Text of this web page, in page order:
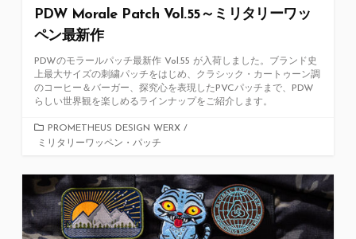
PDW Morale Patch Vol.55～ミリタリーワッ
ペン最新作
PDWのモラールパッチ最新作 Vol.55 が入荷しました。ブランド史
上最大サイズの刺繍パッチをはじめ、クラシック・カートゥーン調
のコーヒー＆バーガー、探究心を表現したPVCパッチまで、PDW
らしい世界観を楽しめるラインナップをご紹介します。
カ
テ
リ
ー
PROMETHEUS DESIGN WERX /
ミリタリーワッペン・パッチ